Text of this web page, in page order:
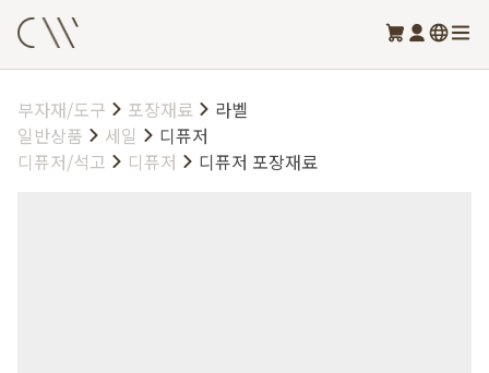
부자재/도구 포장재료
라벨
일반상품
세일
디퓨저
디퓨저/석고
디퓨저 디퓨저 포장재료